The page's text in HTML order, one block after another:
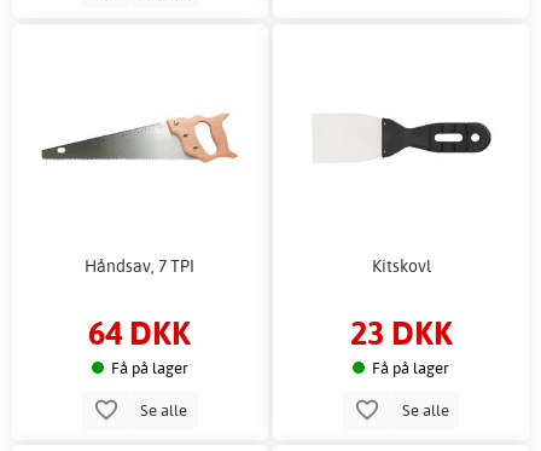
Håndsav, 7 TPI
64 DKK
Få på lager
Se alle
Kitskovl
23 DKK
Få på lager
Se alle